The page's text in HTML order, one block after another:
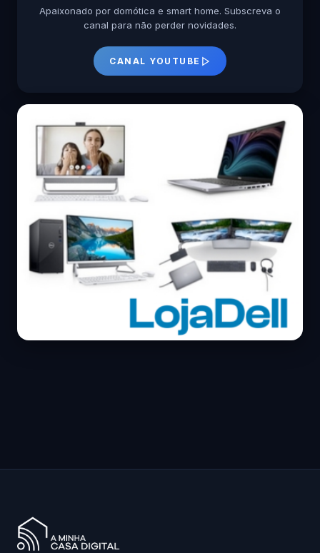
Apaixonado por domótica e smart home. Subscreva o
canal para não perder novidades.
CANAL YOUTUBE